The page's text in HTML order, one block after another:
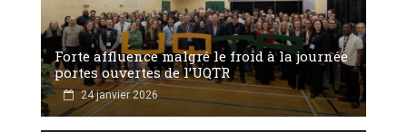
Forte affluence malgré le froid à la journée
portes ouvertes de l’UQTR
24 janvier 2026